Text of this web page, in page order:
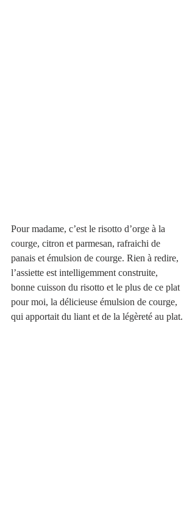
Pour madame, c’est le risotto d’orge à la
courge, citron et parmesan, rafraichi de
panais et émulsion de courge. Rien à redire,
l’assiette est intelligemment construite,
bonne cuisson du risotto et le plus de ce plat
pour moi, la délicieuse émulsion de courge,
qui apportait du liant et de la légèreté au plat.